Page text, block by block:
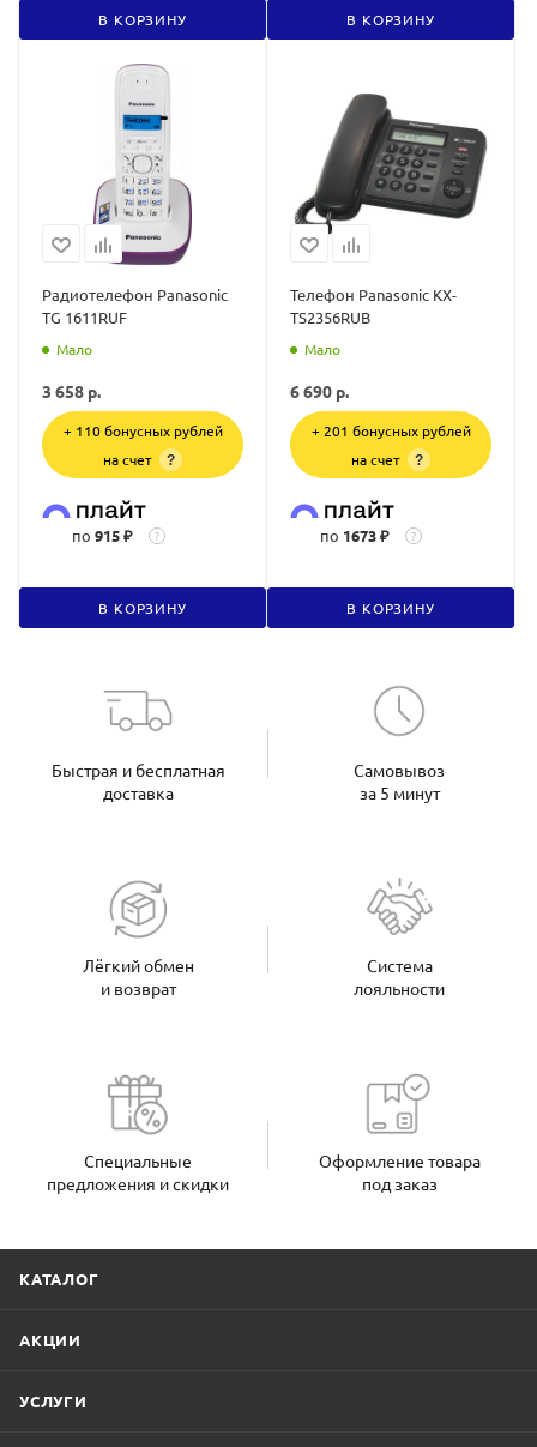
В КОРЗИНУ В КОРЗИНУ
Радиотелефон Panasonic
TG 1611RUF
Мало
3 658 р.
+ 110 бонусных рублей
на счет
?
по 915 ₽ ?
В КОРЗИНУ
Телефон Panasonic KX-
TS2356RUB
Мало
6 690 р.
+ 201 бонусных рублей
на счет
?
по 1673 ₽ ?
В КОРЗИНУ
Быстрая и бесплатная
доставка
Самовывоз
за 5 минут
Лёгкий обмен
и возврат
Система
лояльности
Специальные
предложения и скидки
Оформление товара
под заказ
КАТАЛОГ
АКЦИИ
УСЛУГИ